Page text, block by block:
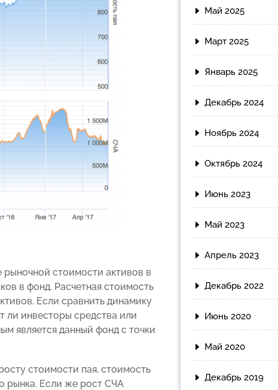
стоимости активов в
в фонд. Расчетная стоимость
Если сравнить динамику
ли инвесторы средства или
является данный фонд с точки
стоимости пая, стоимость
рынка. Если же рост СЧА
Май 2025
Март 2025
Январь 2025
Декабрь 2024
Ноябрь 2024
Октябрь 2024
Июнь 2023
Май 2023
Апрель 2023
Декабрь 2022
Июнь 2020
Май 2020
Декабрь 2019